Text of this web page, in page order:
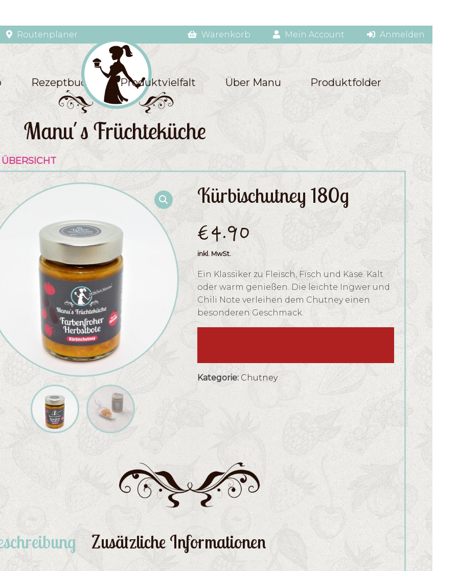
Routenplaner Warenkorb Mein Account Anmelden
Rezeptbuch Produktvielfalt Über Manu Produktfolder
Kürbischutney 180g
€4.90
inkl. MwSt.
Ein Klassiker zu Fleisch, Fisch und Käse. Kalt
oder warm genießen. Die leichte Ingwer und
Chili Note verleihen dem Chutney einen
besonderen Geschmack.
Kategorie: Chutney
Zusätzliche Informationen